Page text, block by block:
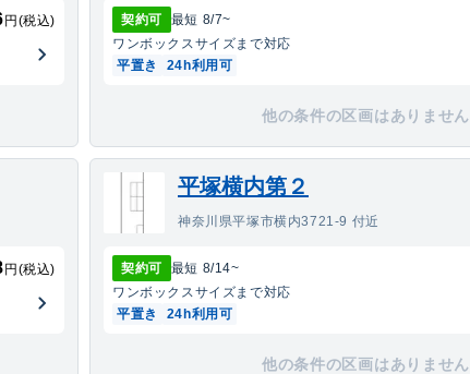
円(税込)
契約可 最短 8/7~
ワンボックスサイズまで対応
平置き
24h利用可
他の条件の区画はありません
円(税込)
平塚横内第２
神奈川県平塚市横内3721-9 付近
契約可 最短 8/14~
ワンボックスサイズまで対応
平置き
24h利用可
他の条件の区画はありません